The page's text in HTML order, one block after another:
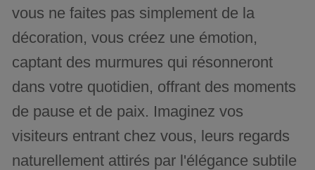
vous ne faites pas simplement de la
décoration, vous créez une émotion,
captant des murmures qui résonneront
dans votre quotidien, offrant des moments
de pause et de paix. Imaginez vos
visiteurs entrant chez vous, leurs regards
naturellement attirés par l'élégance subtile